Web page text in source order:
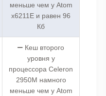
меньше чем у Atom
x6211E и равен 96
Кб
Кеш второго
уровня у
процессора Celeron
2950M намного
меньше чем у Atom